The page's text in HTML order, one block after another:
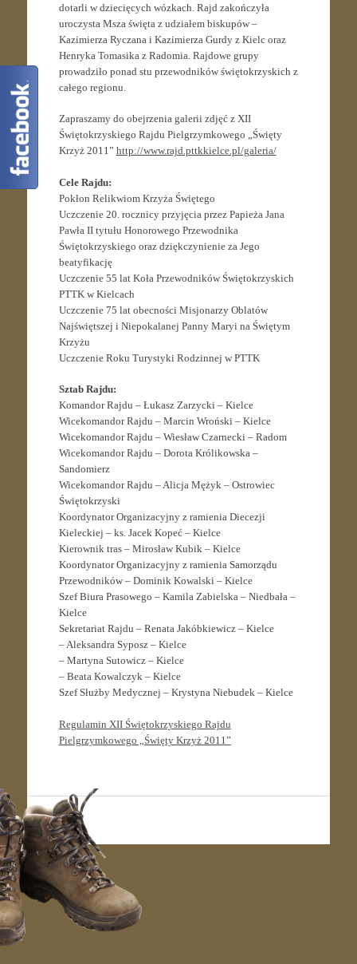
dotarli w dziecięcych wózkach. Rajd zakończyła
uroczysta Msza święta z udziałem biskupów –
Kazimierza Ryczana i Kazimierza Gurdy z Kielc oraz
Henryka Tomasika z Radomia. Rajdowe grupy
prowadziło ponad stu przewodników świętokrzyskich z
całego regionu.
Zapraszamy do obejrzenia galerii zdjęć z XII
Świętokrzyskiego Rajdu Pielgrzymkowego „Święty
Krzyż 2011” http://www.rajd.pttkkielce.pl/galeria/
Cele Rajdu:
Pokłon Relikwiom Krzyża Świętego
Uczczenie 20. rocznicy przyjęcia przez Papieża Jana
Pawła II tytułu Honorowego Przewodnika
Świętokrzyskiego oraz dziękczynienie za Jego
beatyfikację
Uczczenie 55 lat Koła Przewodników Świętokrzyskich
PTTK w Kielcach
Uczczenie 75 lat obecności Misjonarzy Oblatów
Najświętszej i Niepokalanej Panny Maryi na Świętym
Krzyżu
Uczczenie Roku Turystyki Rodzinnej w PTTK
Sztab Rajdu:
Komandor Rajdu – Łukasz Zarzycki – Kielce
Wicekomandor Rajdu – Marcin Wroński – Kielce
Wicekomandor Rajdu – Wiesław Czarnecki – Radom
Wicekomandor Rajdu – Dorota Królikowska –
Sandomierz
Wicekomandor Rajdu – Alicja Mężyk – Ostrowiec
Świętokrzyski
Koordynator Organizacyjny z ramienia Diecezji
Kieleckiej – ks. Jacek Kopeć – Kielce
Kierownik tras – Mirosław Kubik – Kielce
Koordynator Organizacyjny z ramienia Samorządu
Przewodników – Dominik Kowalski – Kielce
Szef Biura Prasowego – Kamila Zabielska – Niedbała –
Kielce
Sekretariat Rajdu – Renata Jakóbkiewicz – Kielce
– Aleksandra Syposz – Kielce
– Martyna Sutowicz – Kielce
– Beata Kowalczyk – Kielce
Szef Służby Medycznej – Krystyna Niebudek – Kielce
Regulamin XII Świętokrzyskiego Rajdu
Pielgrzymkowego „Święty Krzyż 2011”